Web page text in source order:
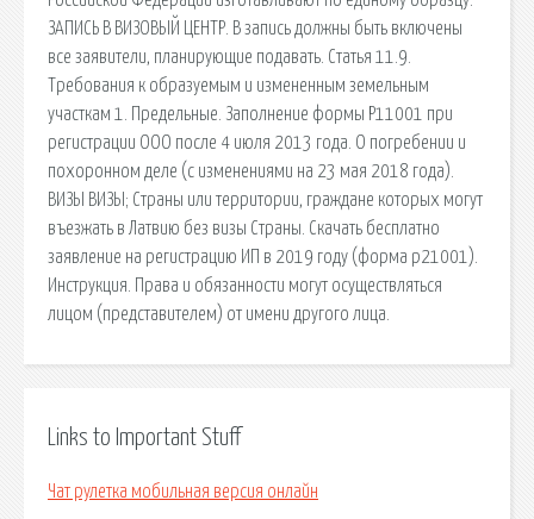
Links to Important Stuff
Чат рулетка мобильная версия онлайн